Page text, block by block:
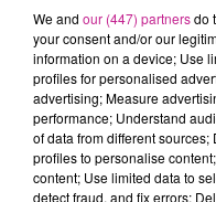
68 NEWS DU 18 AOUT
Retrouvez les 68 news
Ingersheim, vente et
We and our (447) partnersdo
your consent and/or our
information on a device; Use
profiles for personalised
advertising; Measure
performance; Understand
of data from different
profiles to personalise
content; Use limited data to
detect fraud, and fix errors;